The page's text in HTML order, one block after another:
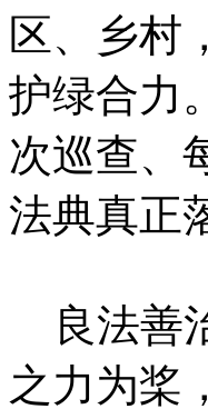
区、乡村
护绿合力
次巡查、
法典真正
良法善
之力为桨